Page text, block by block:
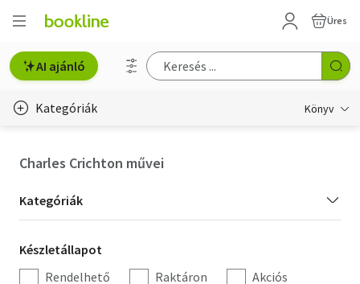
Üres
AI ajánló
Kategóriák Könyv
Hobbi, szabadidő
Charles Crichton művei
Kategória
szűrés
Kategóriák
Készletállapot
szűrés
Készletállapot
Rendelhető
Raktáron Akciós